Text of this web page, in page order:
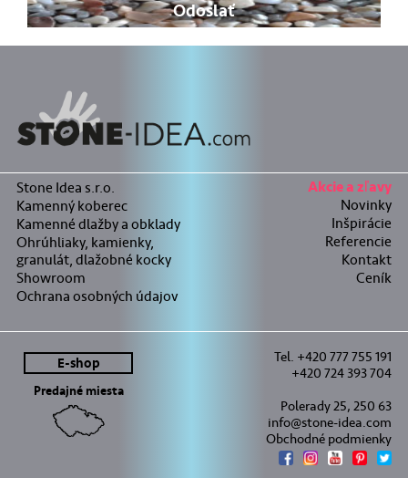
Stone Idea s.r.o.
Kamenný koberec
Kamenné dlažby a obklady
Ohrúhliaky, kamienky,
granulát, dlažobné kocky
Showroom
Ochrana osobných údajov
Akcie a zľavy
Novinky
Inšpirácie
Referencie
Kontakt
Ceník
E-shop
Predajné miesta
Tel. +420 777 755 191
+420 724 393 704
Polerady 25, 250 63
info@stone-idea.com
Obchodné podmienky